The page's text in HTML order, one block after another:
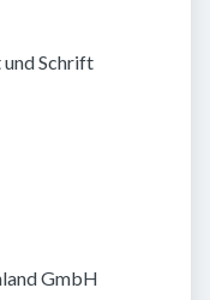
Schrift
GmbH